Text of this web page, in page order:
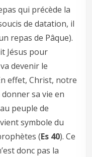
qui précède la
de datation, il
repas de Pâque).
Jésus pour
devenir le
effet, Christ, notre
donner sa vie en
peuple de
symbole du
(Es 40). Ce
donc pas la